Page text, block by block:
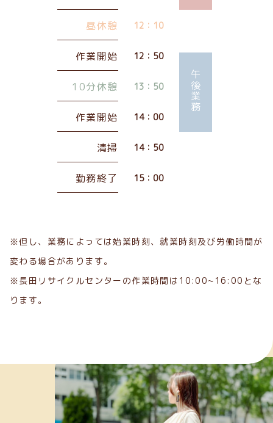
昼休憩 12：10
作業開始 12：50
10分休憩 13：50
作業開始 14：00
清掃 14：50
勤務終了 15：00
午後業務
※但し、業務によっては始業時刻、就業時刻及び労働時間が
変わる場合があります。
※長田リサイクルセンターの作業時間は10:00~16:00とな
ります。